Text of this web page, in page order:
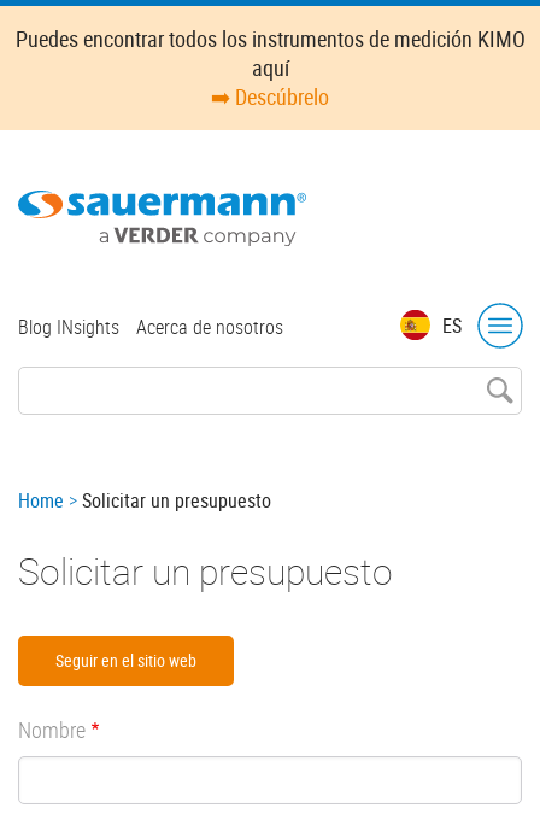
Skip
Puedes encontrar todos los instrumentos de medición KIMO
aquí
➡️ Descúbrelo
ES
Top
Blog INsights Acerca de nosotros
Breadcrumb
Home Solicitar un presupuesto
Solicitar un presupuesto
Seguir en el sitio web
Nombre